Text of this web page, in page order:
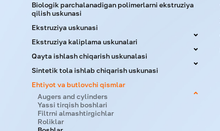
Biologik parchalanadigan polimerlarni ekstruziya
qilish uskunasi
Ekstruziya uskunasi
Ekstruziya kaliplama uskunalari
Qayta ishlash chiqarish uskunalasi
Sintetik tola ishlab chiqarish uskunasi
Ehtiyot va butlovchi qismlar
Augers and cylinders
Yassi tirqish boshlari
Filtrni almashtirgichlar
Roliklar